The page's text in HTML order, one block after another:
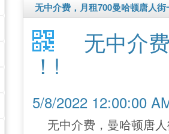
无中介费，月租700曼哈顿唐人
无中介
！!
5/8/2022 12:00:00
无中介费，曼哈顿唐